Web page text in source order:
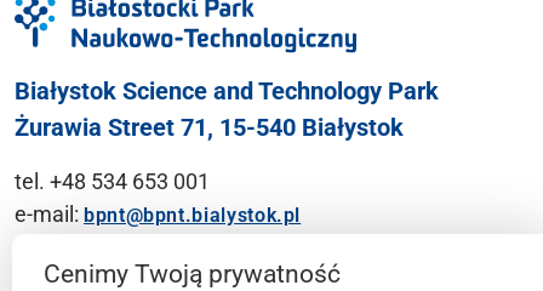
Białystok Science and Technology Park
Żurawia Street 71, 15-540 Białystok
tel. +48 534 653 001
e-mail: bpnt@bpnt.bialystok.pl
Contact
Cenimy Twoją prywatność